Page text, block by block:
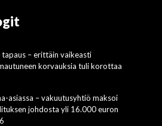
– erittäin vaikeasti
korvauksia tuli korottaa
asiassa – vakuutusyhtiö maksoi
johdosta yli 16.000 euron